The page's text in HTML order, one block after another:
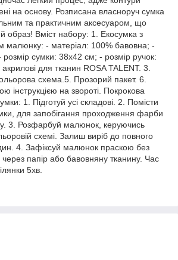
на основу. Розписана власноруч сумка
та практичним аксесуаром, що
образ! Вміст набору: 1. Екосумка з
малюнку: - матеріал: 100% бавовна; -
розмір сумки: 38х42 см; - розмір ручок:
для тканин ROSA TALENT. 3.
схема.5. Прозорий пакет. 6.
інструкцією на звороті. Покрокова
1. Підготуй усі складові. 2. Помісти
для запобігання проходження фарби
3. Розфарбуй малюнок, керуючись
схемі. Залиш виріб до повного
4. Зафіксуй малюнок праскою без
папір або бавовняну тканину. Час
5хв.